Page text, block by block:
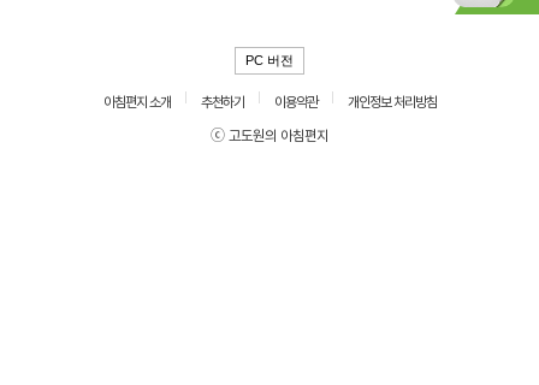
PC 버전
아침편지 소개 추천하기 이용약관
개인정보 처리방침
ⓒ 고도원의 아침편지